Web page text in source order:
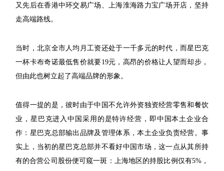
又先后在香港中环交易广场、上海淮海路力宝广场开店，坚持
走高端路线。
当时，北京全市人均月工资还处于一千多元的时代，而星巴克
一杯卡布奇诺最低售价就要19元，高昂的价格让人望而却步，
但由此也树立起了高端品牌的形象。
值得一提的是，彼时由于中国不允许外资独资经营零售和餐饮
业，星巴克进入中国采用的是特许经营，即中国本土企业合
作：星巴克总部输出品牌及管理体系，本土企业负责经营。事
实上，当初的星巴克总部并不看好中国市场，这一点从其所持
有的合营公司股份便可窥一斑：上海地区的持股比例仅有5%，